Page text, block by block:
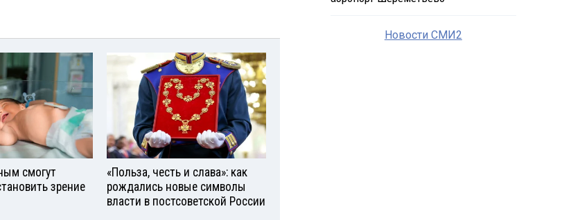
смогут
зрение
«Польза, честь и слава»: как
рождались новые символы
власти в постсоветской России
Новости СМИ2